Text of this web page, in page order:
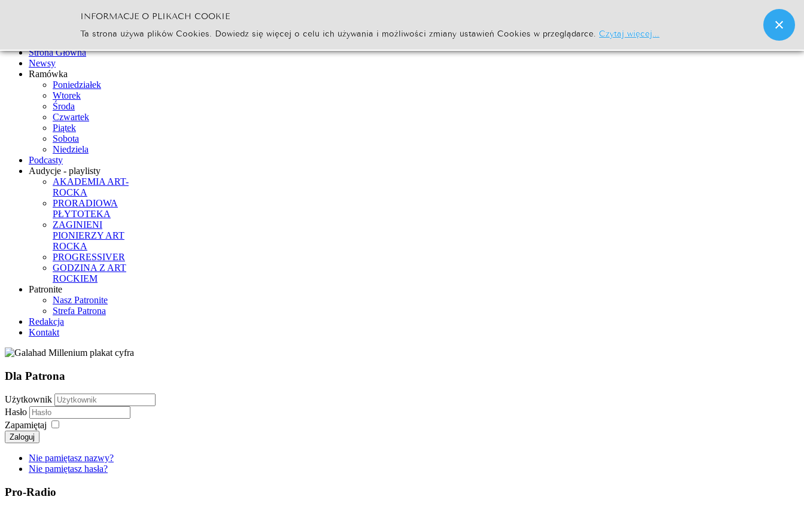
Go
Strona Główna
Newsy
Ramówka
Poniedziałek
Wtorek
Środa
Czwartek
Piątek
Sobota
Niedziela
Podcasty
Audycje - playlisty
AKADEMIA ART-
ROCKA
PRORADIOWA
PŁYTOTEKA
ZAGINIENI
PIONIERZY ART
ROCKA
PROGRESSIVER
GODZINA Z ART
ROCKIEM
Patronite
Nasz Patronite
Strefa Patrona
Redakcja
Kontakt
Dla Patrona
Użytkownik
Hasło
Zapamiętaj
Zaloguj
Nie pamiętasz nazwy?
Nie pamiętasz hasła?
Pro-Radio
INFORMACJE O PLIKACH COOKIE
Ta strona używa plików Cookies. Dowiedz się więcej o celu ich używania i możliwości zmiany ustawień Cookies w przeglądarce.Czytaj więcej...